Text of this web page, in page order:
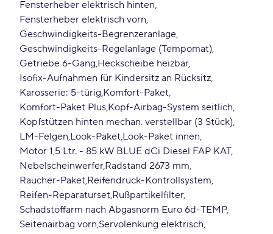
Fensterheber elektrisch hinten
Fensterheber elektrisch vorn
Geschwindigkeits-Begrenzeranlage
Geschwindigkeits-Regelanlage (Tempomat)
Getriebe 6-Gang Heckscheibe heizbar
Isofix-Aufnahmen für Kindersitz an Rücksitz
Karosserie: 5-türig Komfort-Paket
Komfort-Paket Plus Kopf-Airbag-System seitlich
Kopfstützen hinten mechan. verstellbar (3 Stück)
LM-Felgen Look-Paket Look-Paket innen
Motor 1,5 Ltr. - 85 kW BLUE dCi Diesel FAP KAT
Nebelscheinwerfer Radstand 2673 mm
Raucher-Paket Reifendruck-Kontrollsystem
Reifen-Reparaturset Rußpartikelfilter
Schadstoffarm nach Abgasnorm Euro 6d-TEMP
Seitenairbag vorn Servolenkung elektrisch